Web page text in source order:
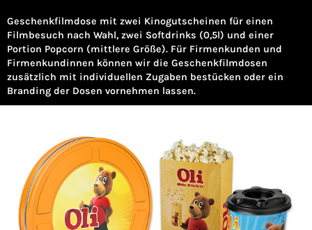
Geschenkfilmdose mit zwei Kinogutscheinen für einen
Filmbesuch nach Wahl, zwei Softdrinks (0,5l) und einer
Portion Popcorn (mittlere Größe). Für Firmenkunden und
Firmenkundinnen können wir die Geschenkfilmdosen
zusätzlich mit individuellen Zugaben bestücken oder ein
Branding der Dosen vornehmen lassen.